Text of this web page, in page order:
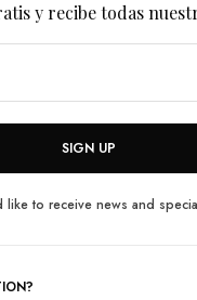
y recibe todas
SIGN UP
like to receive news and